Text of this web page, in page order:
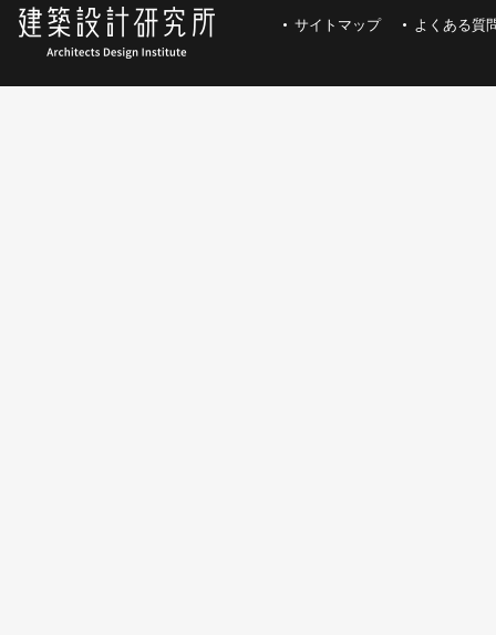
サイトマップ よくある質